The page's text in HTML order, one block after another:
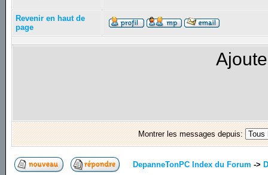
Revenir en haut de
page
Montrer les messages depuis:
DepanneTonPC Index du Forum ->